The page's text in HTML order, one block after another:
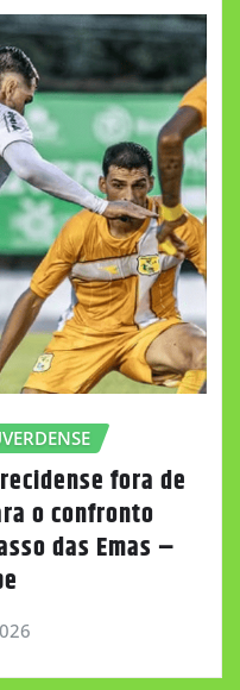
fora de
o confronto
das Emas –